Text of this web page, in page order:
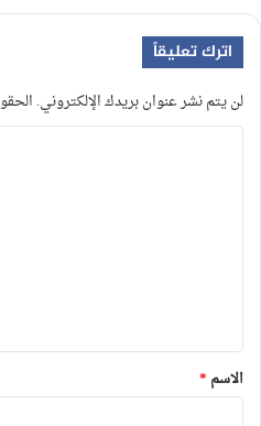
اترك تعليقاً
لن يتم نشر عنوان بريدك الإلكتروني.
*
الاسم *